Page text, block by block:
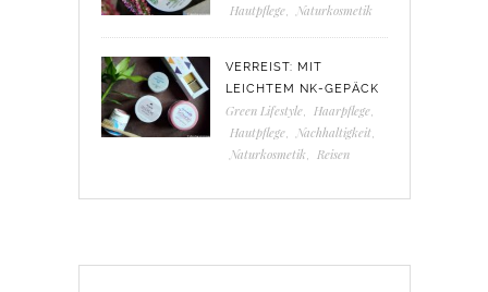
Hautpflege, Naturkosmetik
VERREIST: MIT
LEICHTEM NK-GEPÄCK
Green Lifestyle, Haarpflege,
Hautpflege, Nachhaltigkeit
Naturkosmetik
Reisen